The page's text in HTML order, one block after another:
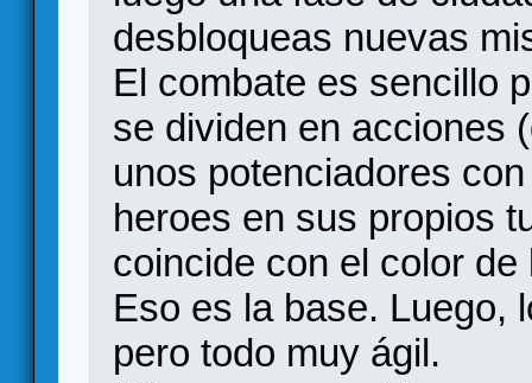
desbloqueas nuevas
El combate es sencillo
se dividen en acciones
unos potenciadores
heroes en sus propios
coincide con el color
Eso es la base. Luego,
pero todo muy ágil.